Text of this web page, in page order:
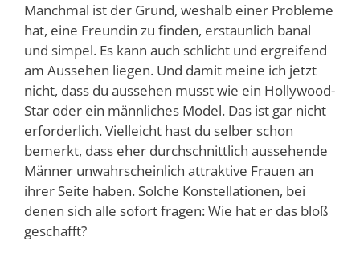
Manchmal ist der Grund, weshalb einer Probleme
hat, eine Freundin zu finden, erstaunlich banal
und simpel. Es kann auch schlicht und ergreifend
am Aussehen liegen. Und damit meine ich jetzt
nicht, dass du aussehen musst wie ein Hollywood-
Star oder ein männliches Model. Das ist gar nicht
erforderlich. Vielleicht hast du selber schon
bemerkt, dass eher durchschnittlich aussehende
Männer unwahrscheinlich attraktive Frauen an
ihrer Seite haben. Solche Konstellationen, bei
denen sich alle sofort fragen: Wie hat er das bloß
geschafft?